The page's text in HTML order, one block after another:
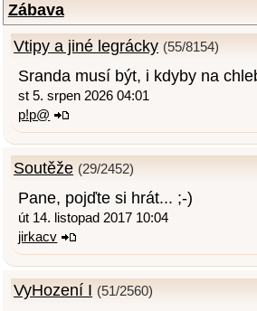
Zábava
Vtipy a jiné legrácky (55/8154)
Sranda musí být, i kdyby na
st 5. srpen 2026 04:01
p!p@
Soutěže (29/2452)
Pane, pojďte si hrát... ;-)
út 14. listopad 2017 10:04
jirkacv
VyHození I (51/2560)